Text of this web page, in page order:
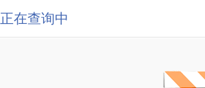
正在查询中